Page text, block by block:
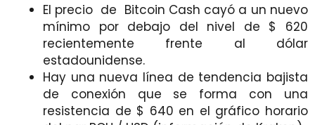
El precio de Bitcoin Cash cayó a un nuevo
mínimo por debajo del nivel de $ 620
recientemente frente al dólar
estadounidense.
Hay una nueva línea de tendencia bajista
de conexión que se forma con una
resistencia de $ 640 en el gráfico horario